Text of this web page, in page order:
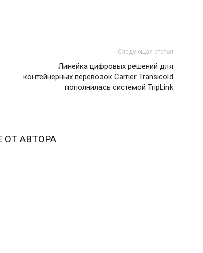
Следующая статья
Линейка цифровых решений для
контейнерных перевозок Carrier Transicold
пополнилась системой TripLink
ОТ АВТОРА